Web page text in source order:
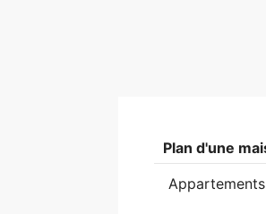
Plan d'une
Appartements